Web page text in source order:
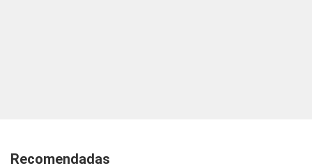
Recomendadas